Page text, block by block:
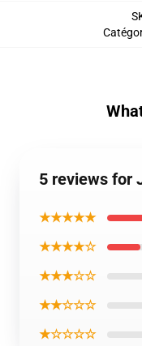
5 reviews for
★★★★★
★★★★☆
★★★☆☆
★★☆☆☆
★☆☆☆☆